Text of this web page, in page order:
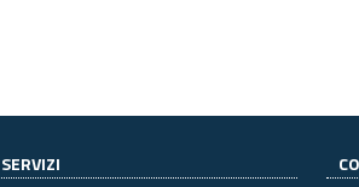
SERVIZI